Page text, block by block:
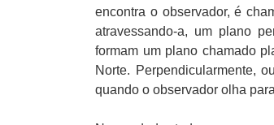
encontra o observador, é
atravessando-a, um plano
formam um plano chamado
Norte. Perpendicularmente,
quando o observador olha